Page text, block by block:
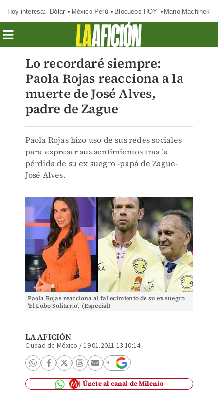
Hoy interesa: Dólar México-Perú Bloqueos HOY Mano Machinek
Lo recordaré siempre:
Paola Rojas reacciona a la
muerte de José Alves,
padre de Zague
Paola Rojas hizo uso de sus redes sociales
para expresar sus sentimientos tras la
pérdida de su ex suegro -papá de Zague-
José Alves.
Paola Rojas reacciona al fallecimiento de su ex suegro
'El Lobo Solitario'. (Especial)
LA AFICIÓN
Ciudad de México /19.01.2021 13:10:14
Únete al canal de Milenio